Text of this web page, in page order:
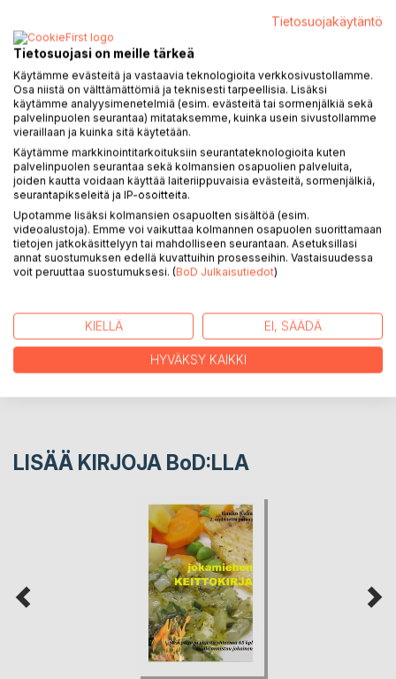
KUVAUS
Kirjassa kerrotaan kuvin ja sanoin siitä miten voit tuunata
itsellesi pilkkireen sekä reen talviverkkopyytäjän tarpeisiin.
Molemmissa kulkee kaikki tarvittava mukana. Yhteensä 52
sivua, sisältäen 80 värikuvaa. Ktso www.kaukokuha.fi
KIRJAILIJA
LUKIJA-ARVOSTELUT
LISÄÄ KIRJOJA BoD:LLA
Tietosuojakäytäntö
Tietosuojasi on meille tärkeä
Käytämme evästeitä ja vastaavia teknologioita verkkosivustollamme.
Osa niistä on välttämättömiä ja teknisesti tarpeellisia. Lisäksi
käytämme analyysimenetelmiä (esim. evästeitä tai sormenjälkiä sekä
palvelinpuolen seurantaa) mitataksemme, kuinka usein sivustollamme
vieraillaan ja kuinka sitä käytetään.
Käytämme markkinointitarkoituksiin seurantateknologioita kuten
palvelinpuolen seurantaa sekä kolmansien osapuolien palveluita,
joiden kautta voidaan käyttää laiteriippuvaisia evästeitä, sormenjälkiä,
seurantapikseleitä ja IP-osoitteita.
Upotamme lisäksi kolmansien osapuolten sisältöä (esim.
videoalustoja). Emme voi vaikuttaa kolmannen osapuolen suorittamaan
tietojen jatkokäsittelyyn tai mahdolliseen seurantaan. Asetuksillasi
annat suostumuksen edellä kuvattuihin prosesseihin. Vastaisuudessa
voit peruuttaa suostumuksesi. (BoD Julkaisutiedot)
KIELLÄ EI, SÄÄDÄ
HYVÄKSY KAIKKI